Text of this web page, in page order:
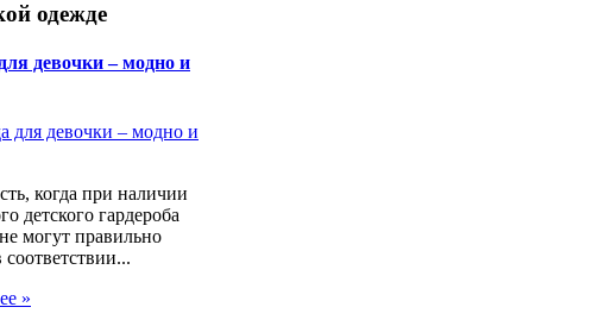
одежде
девочки – модно и
когда при наличии
детского гардероба
могут правильно
соответствии...
»